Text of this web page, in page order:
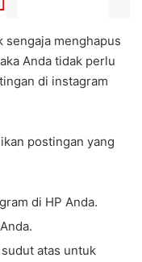
sengaja menghapus
Anda tidak perlu
di instagram
postingan yang
di HP Anda.
atas untuk